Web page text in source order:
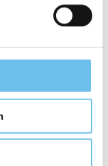
überwiegenden
haben sehr
der Meinung, dass der
auf die
Reisenden
Unternehmen künftig
setzen und